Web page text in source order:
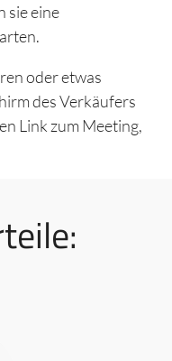
sie eine
oder etwas
des Verkäufers
Link zum Meeting,